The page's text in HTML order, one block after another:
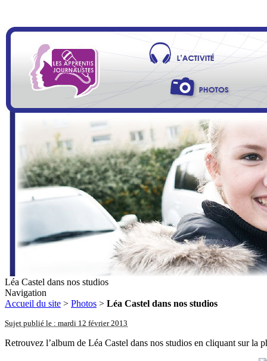
Léa Castel dans nos studios
Navigation
Accueil du site > Photos > Léa Castel dans nos studios
Sujet publié le : mardi 12 février 2013
Retrouvez l’album de Léa Castel dans nos studios en cliquant sur la